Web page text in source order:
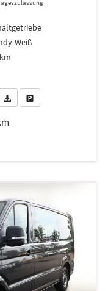
Weiß
rufen Sie an
Fahrzeugexposé (PDF)